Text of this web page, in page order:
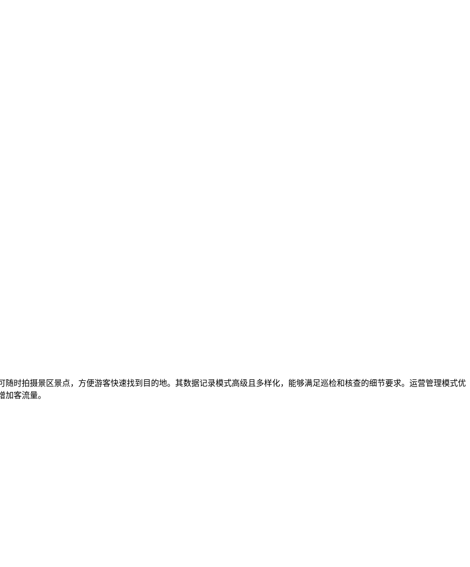
时拍摄景区景点，方便游客快速找到目的地。其数据记录模式高级且多样化，能够满足巡检和核查的细节要求。运营管理模式优
客流量。